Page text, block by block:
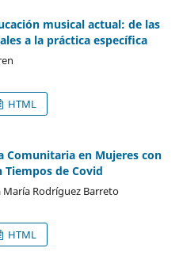
musical actual: de las
a la práctica especíﬁca
HTML
Comunitaria en Mujeres con
Tiempos de Covid
María Rodríguez Barreto
HTML